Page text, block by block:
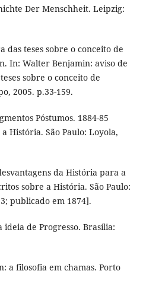
Der Menschheit. Leipzig:
das teses sobre o conceito de
In: Walter Benjamin: aviso de
sobre o conceito de
2005. p.33-159.
Póstumos. 1884-85
História. São Paulo: Loyola,
da História para a
sobre a História. São Paulo:
publicado em 1874].
ideia de Progresso. Brasília:
a filosofia em chamas. Porto